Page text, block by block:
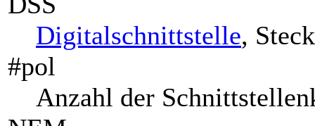
Digitalschnittstelle,
#pol
Anzahl der